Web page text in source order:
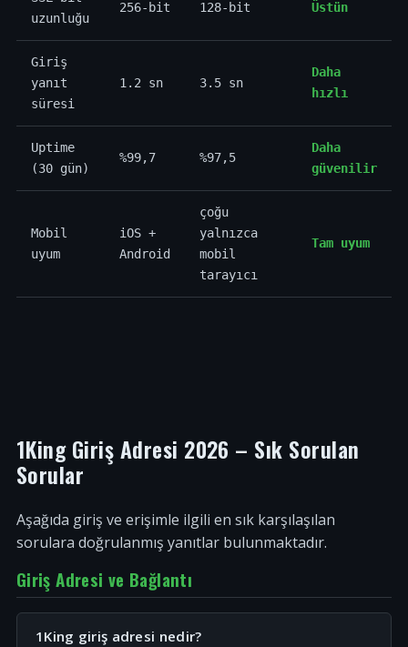
uzunluğu
256-bit 128-bit Üstün
Giriş
yanıt
süresi
1.2 sn 3.5 sn
Daha
hızlı
Uptime
(30 gün)
%99,7 %97,5
Daha
güvenilir
Mobil
uyum
iOS +
Android
çoğu
yalnızca
mobil
tarayıcı
Tam uyum
1King Giriş Adresi 2026 – Sık Sorulan
Sorular
Aşağıda giriş ve erişimle ilgili en sık karşılaşılan
sorulara doğrulanmış yanıtlar bulunmaktadır.
Giriş Adresi ve Bağlantı
1King giriş adresi nedir?